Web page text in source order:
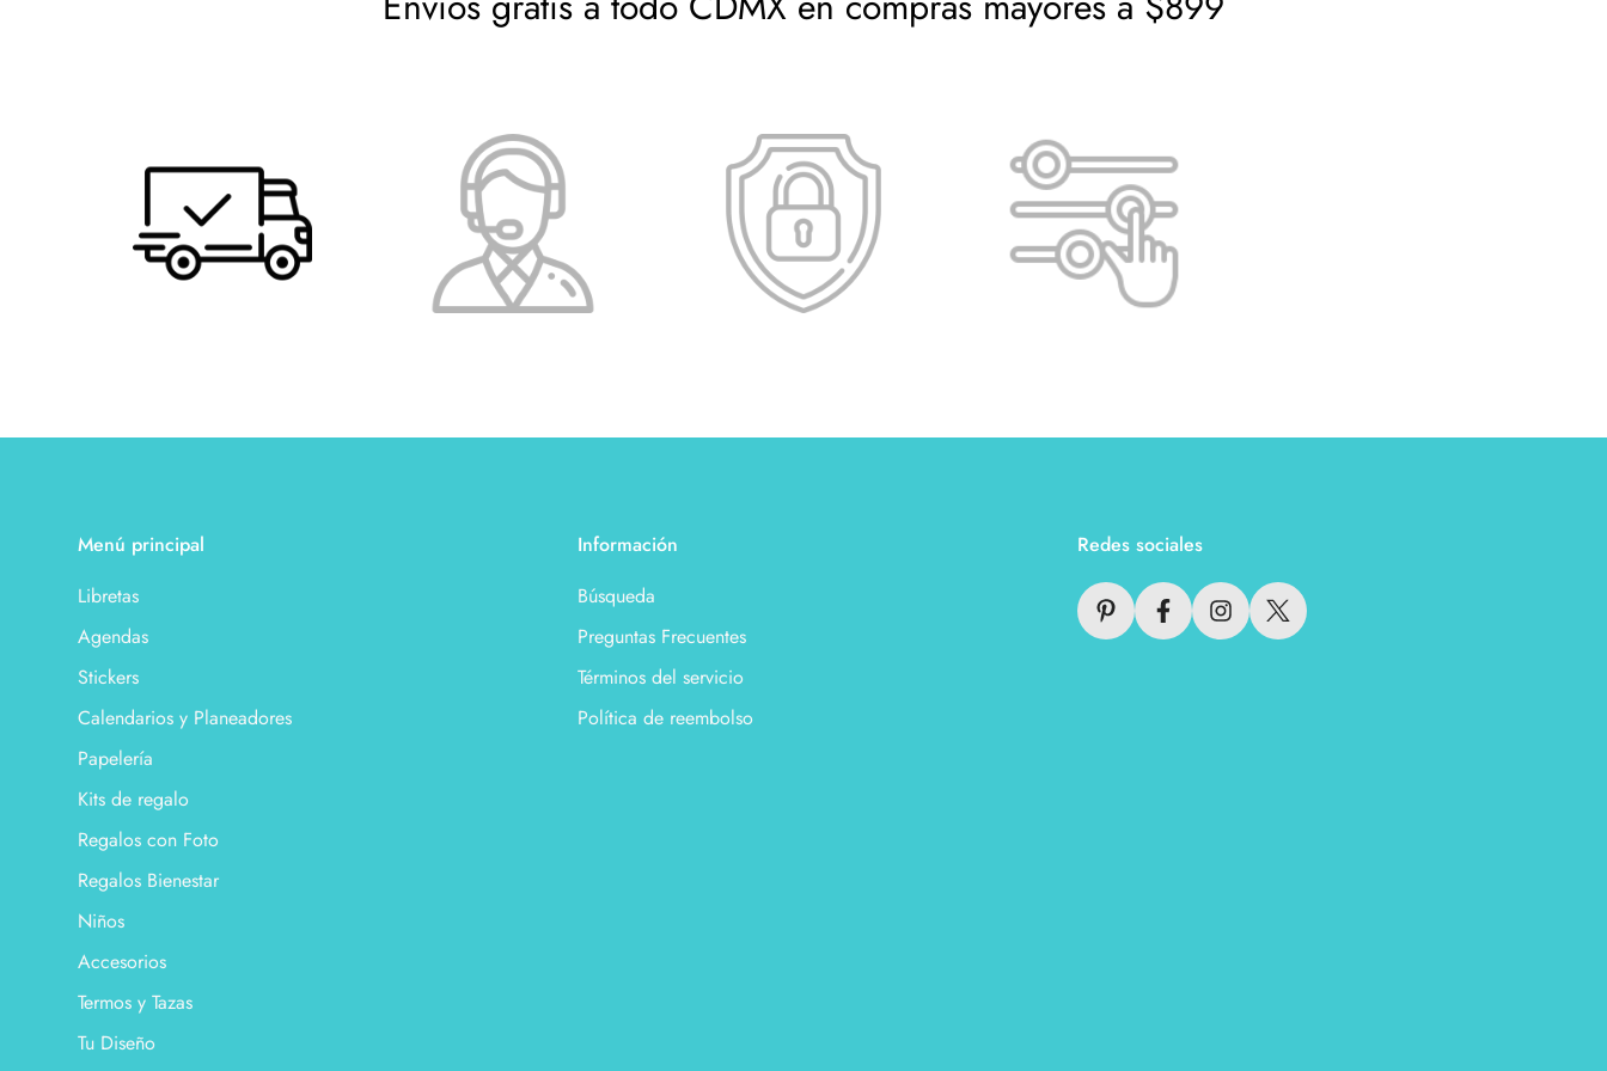
Menú principal
Libretas
Agendas
Stickers
Calendarios y Planeadores
Papelería
Kits de regalo
Regalos con Foto
Regalos Bienestar
Niños
Accesorios
Termos y Tazas
Tu Diseño
Información
Búsqueda
Preguntas Frecuentes
Términos del servicio
Política de reembolso
Redes sociales